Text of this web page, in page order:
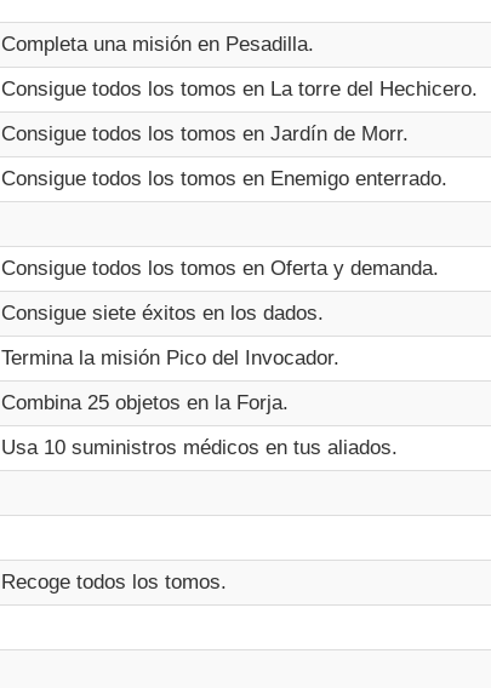
Completa una misión en Pesadilla.
Consigue todos los tomos en La torre del Hechicero.
Consigue todos los tomos en Jardín de Morr.
Consigue todos los tomos en Enemigo enterrado.
Consigue todos los tomos en Oferta y demanda.
Consigue siete éxitos en los dados.
Termina la misión Pico del Invocador.
Combina 25 objetos en la Forja.
Usa 10 suministros médicos en tus aliados.
Recoge todos los tomos.